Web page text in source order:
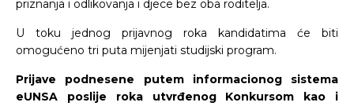
priznanja i odlikovanja i djece bez oba roditelja.
U toku jednog prijavnog roka kandidatima će biti
omogućeno tri puta mijenjati studijski program.
Prijave podnesene putem informacionog sistema
eUNSA poslije roka utvrđenog Konkursom kao i